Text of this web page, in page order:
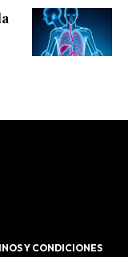
Y CONDICIONES